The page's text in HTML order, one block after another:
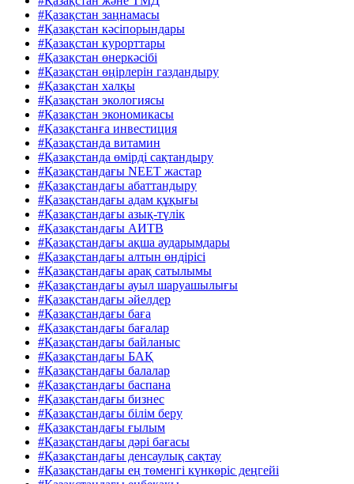
#Қазақстан заңнамасы
#Қазақстан кәсіпорындары
#Қазақстан курорттары
#Қазақстан өнеркәсібі
#Қазақстан өңірлерін газдандыру
#Қазақстан халқы
#Қазақстан экологиясы
#Қазақстан экономикасы
#Қазақстанға инвестиция
#Қазақстанда витамин
#Қазақстанда өмірді сақтандыру
#Қазақстандағы NEET жастар
#Қазақстандағы абаттандыру
#Қазақстандағы адам құқығы
#Қазақстандағы азық-түлік
#Қазақстандағы АИТВ
#Қазақстандағы ақша аударымдары
#Қазақстандағы алтын өндірісі
#Қазақстандағы арақ сатылымы
#Қазақстандағы ауыл шаруашылығы
#Қазақстандағы әйелдер
#Қазақстандағы баға
#Қазақстандағы бағалар
#Қазақстандағы байланыс
#Қазақстандағы БАҚ
#Қазақстандағы балалар
#Қазақстандағы баспана
#Қазақстандағы бизнес
#Қазақстандағы білім беру
#Қазақстандағы ғылым
#Қазақстандағы дәрі бағасы
#Қазақстандағы денсаулық сақтау
#Қазақстандағы ең төменгі күнкөріс деңгейі